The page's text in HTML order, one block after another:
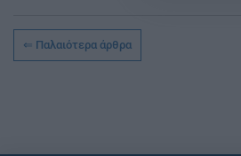
Παλαιότερα άρθρα